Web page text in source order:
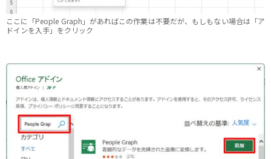
ここに「People Graph」があればこの作業は不要だが、もしもない場合は「ア
ドインを入手」をクリック